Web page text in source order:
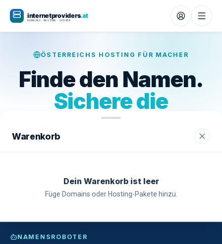
ÖSTERREICHS HOSTING FÜR MACHER
Finde den Namen.
Sichere die
Domain.
Gratis SSL Server in Österreich Support in 5 Min
NAMENSROBOTER
Warenkorb
Dein Warenkorb ist leer
Füge Domains oder Hosting-Pakete hinzu.